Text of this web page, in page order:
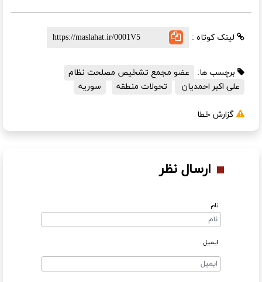
لینک کوتاه :
برچسب ها:
عضو مجمع تشخیص مصلحت نظام
علی اکبر احمدیان
تحولات منطقه سوریه
گزارش خطا
ارسال نظر
نام
ایمیل